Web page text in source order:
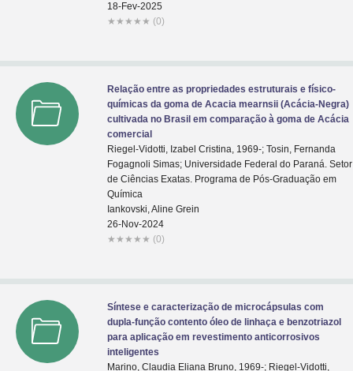
18-Fev-2025
★ ★ ★ ★ ★ (0)
Relação entre as propriedades estruturais e físico-
químicas da goma de Acacia mearnsii (Acácia-Negra)
cultivada no Brasil em comparação à goma de Acácia
comercial
Riegel-Vidotti, Izabel Cristina, 1969-; Tosin, Fernanda
Fogagnoli Simas; Universidade Federal do Paraná. Setor
de Ciências Exatas. Programa de Pós-Graduação em
Química
Iankovski, Aline Grein
26-Nov-2024
★ ★ ★ ★ ★ (0)
Síntese e caracterização de microcápsulas com
dupla-função contento óleo de linhaça e benzotriazol
para aplicação em revestimento anticorrosivos
inteligentes
Marino, Claudia Eliana Bruno, 1969-; Riegel-Vidotti,